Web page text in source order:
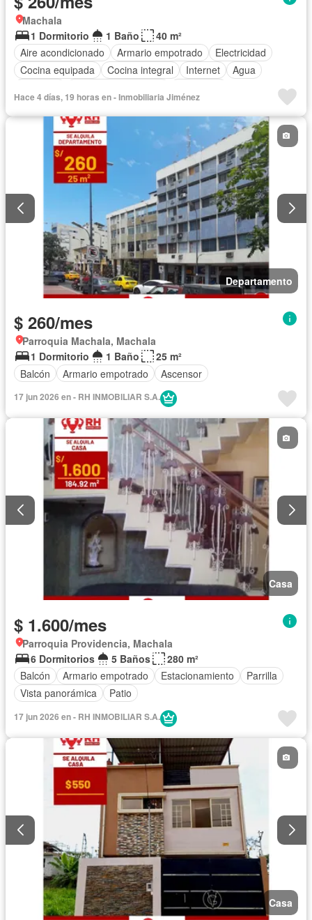
Machala
1 Dormitorio
1 Baño
40 m²
Aire acondicionado
Armario empotrado
Electricidad
Cocina equipada
Cocina integral Internet
Agua
Completamente amoblado
Hace 4 días, 19 horas en - Inmobiliaria Jiménez
Departamento
$ 260/mes
Parroquia Machala, Machala
1 Dormitorio
1 Baño
25 m²
Balcón
Armario empotrado Ascensor
17 jun 2026 en - RH INMOBILIAR S.A.
Casa
$ 1.600/mes
Parroquia Providencia, Machala
6 Dormitorios
5 Baños
280 m²
Balcón
Armario empotrado Estacionamiento
Parrilla
Vista panorámica
Patio
17 jun 2026 en - RH INMOBILIAR S.A.
Casa